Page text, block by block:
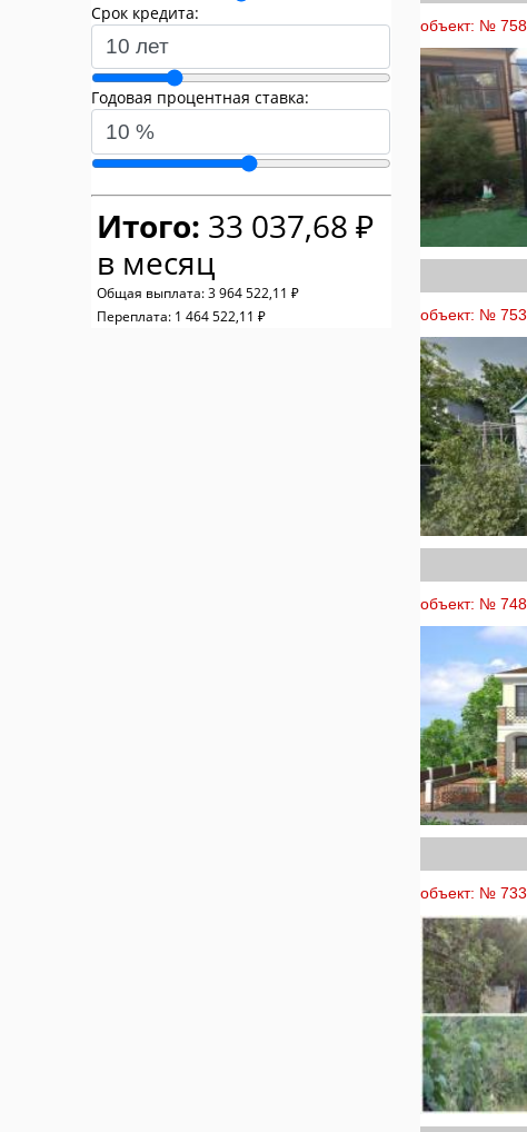
объект: №
объект: №
объект: №
объект: №
Срок кредита:
Годовая процентная ставка:
Итого: 33 037,68 ₽
в месяц
Общая выплата: 3 964 522,11 ₽
Переплата: 1 464 522,11 ₽